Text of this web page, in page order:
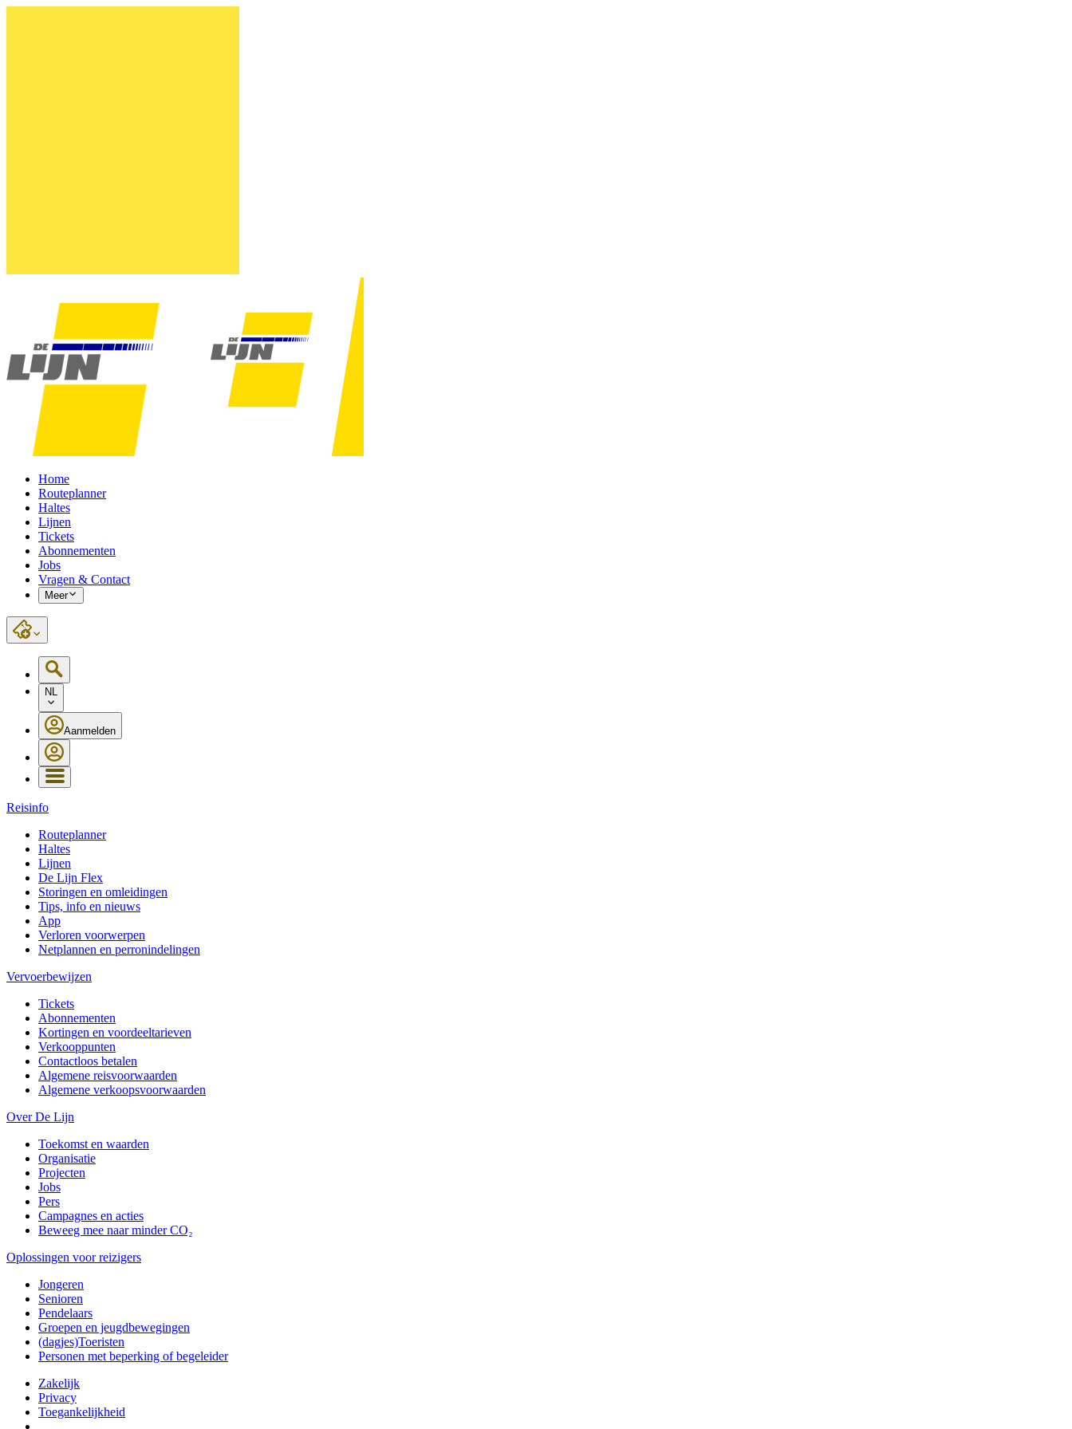
Home
Routeplanner
Haltes
Lijnen
Tickets
Abonnementen
Jobs
Vragen & Contact
Meer
NL
Aanmelden
Reisinfo
Routeplanner
Haltes
Lijnen
De Lijn Flex
Storingen en omleidingen
Tips, info en nieuws
App
Verloren voorwerpen
Netplannen en perronindelingen
Vervoerbewijzen
Tickets
Abonnementen
Kortingen en voordeeltarieven
Verkooppunten
Contactloos betalen
Algemene reisvoorwaarden
Algemene verkoopsvoorwaarden
Over De Lijn
Toekomst en waarden
Organisatie
Projecten
Jobs
Pers
Campagnes en acties
Beweeg mee naar minder CO₂
Oplossingen voor reizigers
Jongeren
Senioren
Pendelaars
Groepen en jeugdbewegingen
(dagjes)Toeristen
Personen met beperking of begeleider
Zakelijk
Privacy
Toegankelijkheid